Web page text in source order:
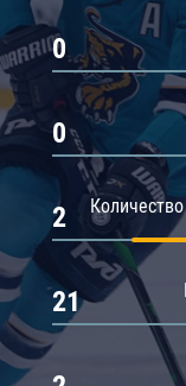
Амур
Барыс
0
0
2
21